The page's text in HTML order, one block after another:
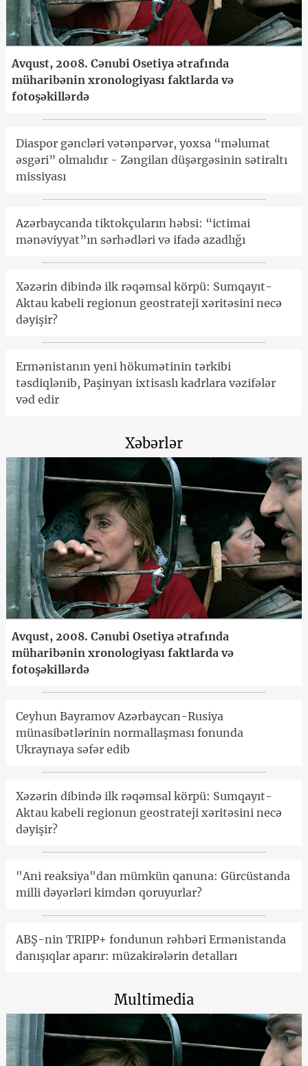
Avqust, 2008. Cənubi Osetiya ətrafında
müharibənin xronologiyası faktlarda və
fotoşəkillərdə
Diaspor gəncləri vətənpərvər, yoxsa “məlumat
əsgəri” olmalıdır - Zəngilan düşərgəsinin sətiraltı
missiyası
Azərbaycanda tiktokçuların həbsi: “ictimai
mənəviyyat”ın sərhədləri və ifadə azadlığı
Xəzərin dibində ilk rəqəmsal körpü: Sumqayıt-
Aktau kabeli regionun geostrateji xəritəsini necə
dəyişir?
Ermənistanın yeni hökumətinin tərkibi
təsdiqlənib, Paşinyan ixtisaslı kadrlara vəzifələr
vəd edir
Xəbərlər
Avqust, 2008. Cənubi Osetiya ətrafında
müharibənin xronologiyası faktlarda və
fotoşəkillərdə
Ceyhun Bayramov Azərbaycan-Rusiya
münasibətlərinin normallaşması fonunda
Ukraynaya səfər edib
Xəzərin dibində ilk rəqəmsal körpü: Sumqayıt-
Aktau kabeli regionun geostrateji xəritəsini necə
dəyişir?
"Ani reaksiya"dan mümkün qanuna: Gürcüstanda
milli dəyərləri kimdən qoruyurlar?
ABŞ-nin TRIPP+ fondunun rəhbəri Ermənistanda
danışıqlar aparır: müzakirələrin detalları
Multimedia